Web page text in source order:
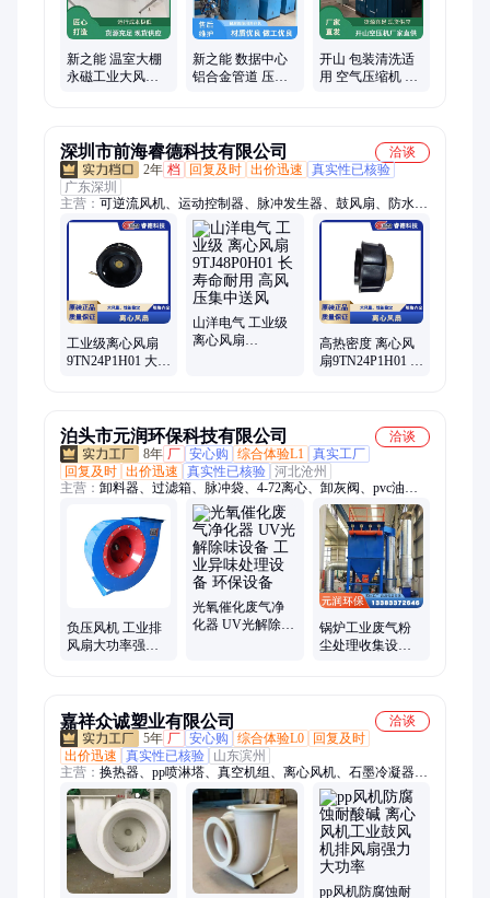
新之能 温室大棚
永磁工业大风扇
新之能 数据中心
铝合金管道 压损
开山 包装清洗适
用 空气压缩机 排
深圳市前海睿德科技有限公司
洽谈
2年 档 回复及时 出价迅速
真实性已核验
广东深圳
主营： 可逆流风机、运动控制器、脉冲发生器、鼓风扇、防水风
扇、防油风扇、山洋风扇、离心风扇、山洋风扇官网、直流冷却
风扇、交流冷却风扇、现代工艺品、电源调节器、山洋电机、峰
值遮断装置、远程监控工具、线性伺服系统、直流伺服系统
工业级离心风扇
9TN24P1H01 大风
山洋电气 工业级
离心风扇
高热密度 离心风
扇9TN24P1H01 定
泊头市元润环保科技有限公司
洽谈
8年 厂 安心购 综合体验L1 真实工厂
回复及时 出价迅速 真实性已核验 河北沧州
主营： 卸料器、过滤箱、脉冲袋、4-72离心、卸灰阀、pvc油
烟、焊烟机、吸附箱、活性炭、注塑机、环保箱、引风机、电磁
阀、喷淋塔、水喷淋、净化器、处理器、脉冲阀、除尘器、粉尘
处、voc废气、紫外线、净化箱、uv光解光、pp废气塔
负压风机 工业排
风扇大功率强力
光氧催化废气净
化器 UV光解除味
锅炉工业废气粉
尘处理收集设备
嘉祥众诚塑业有限公司
洽谈
5年 厂 安心购 综合体验L0
回复及时
出价迅速
真实性已核验
山东滨州
主营： 换热器、pp喷淋塔、真空机组、离心风机、石墨冷凝器、
pp立式缠绕罐、废气处理设备、无缝焊接pp储罐、耐酸碱pp电镀
槽、PP真空计量罐、PP抽滤槽、PP喷淋塔、PP真空机组
pp风机防腐蚀耐